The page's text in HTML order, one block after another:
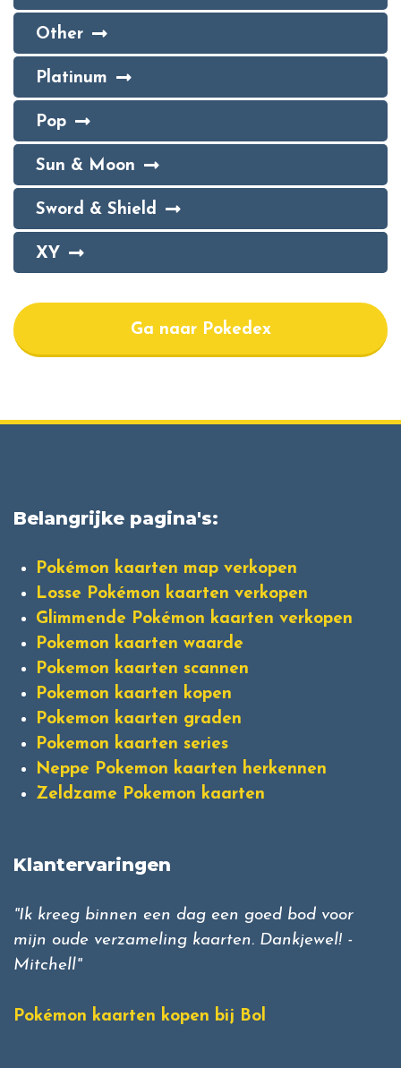
Other
Platinum
Pop
Sun & Moon
Sword & Shield
XY
Ga naar Pokedex
Belangrijke pagina's:
Pokémon kaarten map verkopen
Losse Pokémon kaarten verkopen
Glimmende Pokémon kaarten verkopen
Pokemon kaarten waarde
Pokemon kaarten scannen
Pokemon kaarten kopen
Pokemon kaarten graden
Pokemon kaarten series
Neppe Pokemon kaarten herkennen
Zeldzame Pokemon kaarten
Klantervaringen
"Ik kreeg binnen een dag een goed bod voor
mijn oude verzameling kaarten. Dankjewel! -
Mitchell"
Pokémon kaarten kopen bij Bol